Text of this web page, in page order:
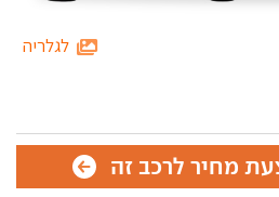
לגלריה
מחיר לרכב זה